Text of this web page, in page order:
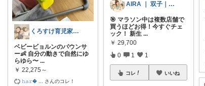
くろすけ育児家事room👦👧👶🐈
ベビービョルンのバウンサ
ー👶 自分の動きで自然にゆ
らゆら〜 ...
￥ 22,275～
𝚑𝚊𝚛 さんのコレ！
AIRA ｜ 双子｜育児&家事｜元保育士
🎯 マラソン中は複数店舗で
買うほどお得！今すぐチェ
ック！ 新生 ...
￥ 29,700
0 1 1
コレ いいね